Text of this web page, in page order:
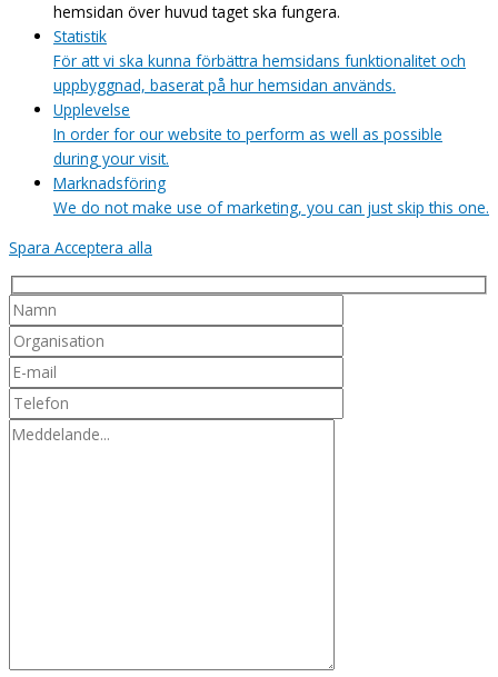
hemsidan över huvud taget ska fungera.
Statistik
För att vi ska kunna förbättra hemsidans funktionalitet och
uppbyggnad, baserat på hur hemsidan används.
Upplevelse
In order for our website to perform as well as possible
during your visit.
Marknadsföring
We do not make use of marketing, you can just skip this one.
Spara Acceptera alla